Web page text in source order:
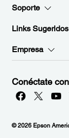
Soporte
Links Sugeridos
Empresa
Conéctate
© 2026 Epson